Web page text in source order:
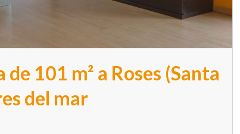
101 m² a Roses (Santa
del mar